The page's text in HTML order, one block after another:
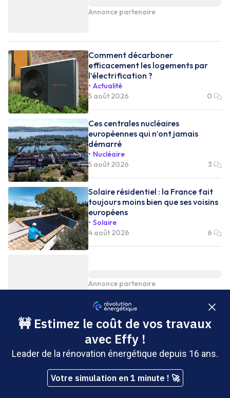
Annonce partenaire
Comment décarboner
efficacement les logements par
l’électrification ?
Actualité
5 août 2026
0
Ces centrales nucléaires
européennes qui n’ont jamais
démarré
Nucléaire
5 août 2026
3
Solaire résidentiel : la France fait
toujours moins bien que ses voisins
européens
Solaire
4 août 2026
6
Annonce partenaire
Les ENR totalisent 20 GW de
puissance supplémentaire par
rapport au nucléaire en 2025
Éolien
3 août 2026